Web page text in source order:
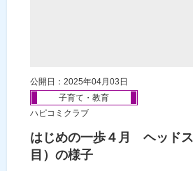
公開日：2025年04月03日
子育て・教育
ハピコミクラブ
はじめの一歩４月 ヘッド
目）の様子